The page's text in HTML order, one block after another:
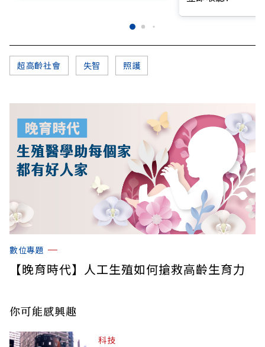
超高齡社會 失智 照護
數位專題
【晚育時代】人工生殖如何搶救高齡生育力
你可能感興趣
科技